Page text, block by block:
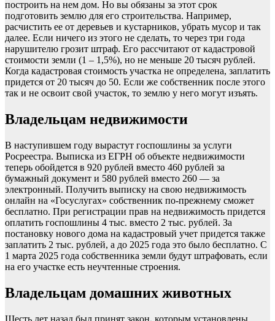
построить на нем дом. Но вы обязаны за этот срок
подготовить землю для его строительства. Например,
расчистить ее от деревьев и кустарников, убрать мусор и так
далее. Если ничего из этого не сделать, то через три года
нарушителю грозит штраф. Его рассчитают от кадастровой
стоимости земли (1 – 1,5%), но не меньше 20 тысяч рублей.
Когда кадастровая стоимость участка не определена, заплатить
придется от 20 тысяч до 50. Если же собственник после этого
так и не освоит свой участок, то землю у него могут изъять.
Владельцам недвижимости
В наступившем году вырастут госпошлины за услуги
Росреестра. Выписка из ЕГРН об объекте недвижимости
теперь обойдется в 920 рублей вместо 460 рублей за
бумажный документ и 580 рублей вместо 260 — за
электронный. Получить выписку на свою недвижимость
онлайн на «Госуслугах» собственник по-прежнему сможет
бесплатно. При регистрации прав на недвижимость придется
оплатить госпошлины 4 тыс. вместо 2 тыс. рублей. За
постановку нового дома на кадастровый учет придется также
заплатить 2 тыс. рублей, а до 2025 года это было бесплатно. С
1 марта 2025 года собственника земли будут штрафовать, если
на его участке есть неучтенные строения.
Владельцам домашних животных
Шесть лет назад был принят закон, которым установлены